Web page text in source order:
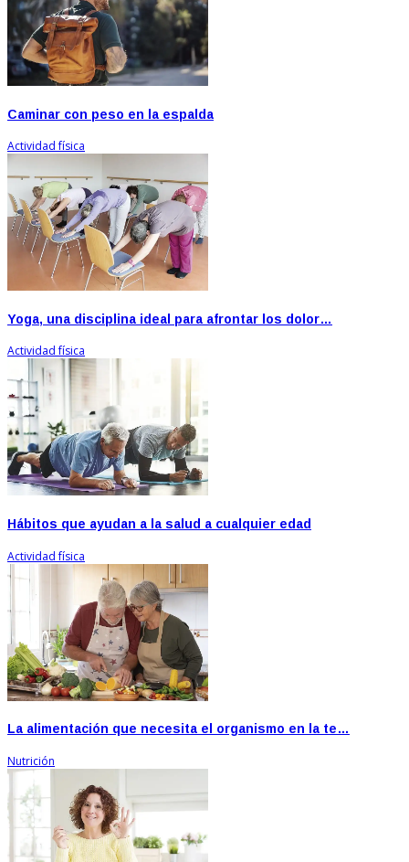
Caminar con peso en la espalda
Actividad física
Yoga, una disciplina ideal para afrontar los dolor…
Actividad física
Hábitos que ayudan a la salud a cualquier edad
Actividad física
La alimentación que necesita el organismo en la te…
Nutrición